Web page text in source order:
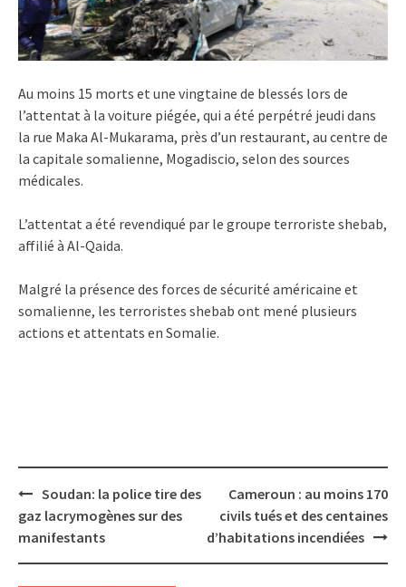
Au moins 15 morts et une vingtaine de blessés lors de
l’attentat à la voiture piégée, qui a été perpétré jeudi dans
la rue Maka Al-Mukarama, près d’un restaurant, au centre de
la capitale somalienne, Mogadiscio, selon des sources
médicales.
L’attentat a été revendiqué par le groupe terroriste shebab,
affilié à Al-Qaida.
Malgré la présence des forces de sécurité américaine et
somalienne, les terroristes shebab ont mené plusieurs
actions et attentats en Somalie.
Post
navigation
Soudan: la police tire des
gaz lacrymogènes sur des
manifestants
Cameroun : au moins 170
civils tués et des centaines
d’habitations incendiées